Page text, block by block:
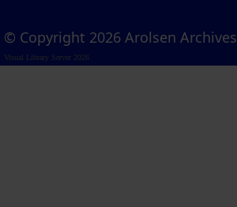
© Copyright 2026 Arolsen Archives
Visual Library Server 2026